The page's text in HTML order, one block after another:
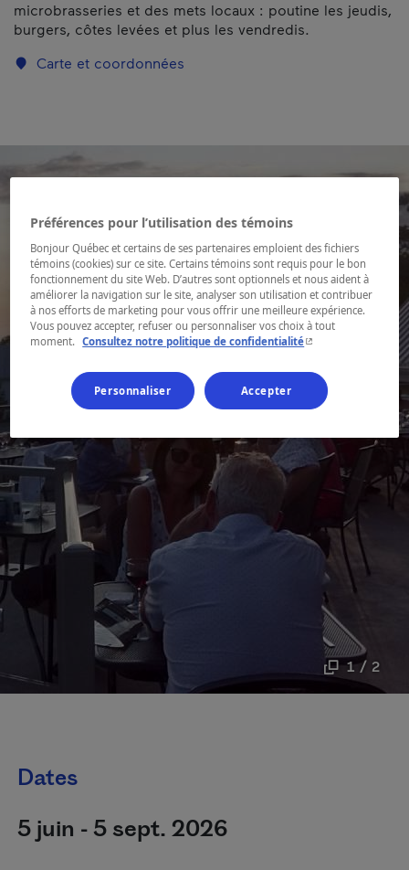
1 / 2
microbrasseries et des mets locaux : poutine les jeudis,
burgers, côtes levées et plus les vendredis.
Carte et coordonnées
Dates
5 juin - 5 sept. 2026
Préférences pour l’utilisation des témoins
Bonjour Québec et certains de ses partenaires emploient des fichiers
témoins (cookies) sur ce site. Certains témoins sont requis pour le bon
fonctionnement du site Web. D’autres sont optionnels et nous aident à
améliorer la navigation sur le site, analyser son utilisation et contribuer
à nos efforts de marketing pour vous offrir une meilleure expérience.
Vous pouvez accepter, refuser ou personnaliser vos choix à tout
moment. Consultez notre politique de confidentialité- Cet hyperlien
Personnaliser Accepter